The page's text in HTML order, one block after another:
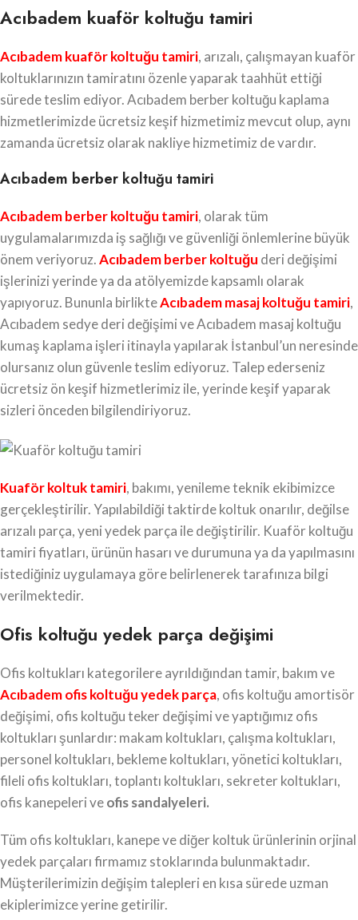
Acıbadem kuaför koltuğu tamiri
Acıbadem kuaför koltuğu tamiri, arızalı, çalışmayan kuaför
koltuklarınızın tamiratını özenle yaparak taahhüt ettiği
sürede teslim ediyor. Acıbadem berber koltuğu kaplama
hizmetlerimizde ücretsiz keşif hizmetimiz mevcut olup, aynı
zamanda ücretsiz olarak nakliye hizmetimiz de vardır.
Acıbadem berber koltuğu tamiri
Acıbadem berber koltuğu tamiri, olarak tüm
uygulamalarımızda iş sağlığı ve güvenliği önlemlerine büyük
önem veriyoruz.Acıbadem berber koltuğu deri değişimi
işlerinizi yerinde ya da atölyemizde kapsamlı olarak
yapıyoruz. Bununla birlikteAcıbadem masaj koltuğu tamiri,
Acıbadem sedye deri değişimi ve Acıbadem masaj koltuğu
kumaş kaplama işleri itinayla yapılarak İstanbul’un neresinde
olursanız olun güvenle teslim ediyoruz. Talep ederseniz
ücretsiz ön keşif hizmetlerimiz ile, yerinde keşif yaparak
sizleri önceden bilgilendiriyoruz.
Kuaför koltuk tamiri, bakımı, yenileme teknik ekibimizce
gerçekleştirilir. Yapılabildiği taktirde koltuk onarılır, değilse
arızalı parça, yeni yedek parça ile değiştirilir. Kuaför koltuğu
tamiri fiyatları, ürünün hasarı ve durumuna ya da yapılmasını
istediğiniz uygulamaya göre belirlenerek tarafınıza bilgi
verilmektedir.
Ofis koltuğu yedek parça değişimi
Ofis koltukları kategorilere ayrıldığından tamir, bakım ve
Acıbadem ofis koltuğu yedek parça, ofis koltuğu amortisör
değişimi, ofis koltuğu teker değişimi ve yaptığımız ofis
koltukları şunlardır: makam koltukları, çalışma koltukları,
personel koltukları, bekleme koltukları, yönetici koltukları,
fileli ofis koltukları, toplantı koltukları, sekreter koltukları,
ofis kanepeleri veofis sandalyeleri.
Tüm ofis koltukları, kanepe ve diğer koltuk ürünlerinin orjinal
yedek parçaları firmamız stoklarında bulunmaktadır.
Müşterilerimizin değişim talepleri en kısa sürede uzman
ekiplerimizce yerine getirilir.